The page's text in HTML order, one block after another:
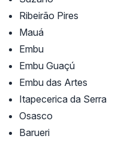
Ribeirão Pires
Mauá
Embu
Embu Guaçú
Embu das Artes
Itapecerica da Serra
Osasco
Barueri